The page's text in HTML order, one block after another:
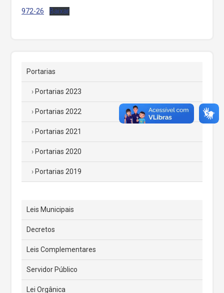
972-26 Baixar
Portarias
Portarias 2023
Portarias 2022
Portarias 2021
Portarias 2020
Portarias 2019
Leis Municipais
Decretos
Leis Complementares
Servidor Público
Lei Orgânica